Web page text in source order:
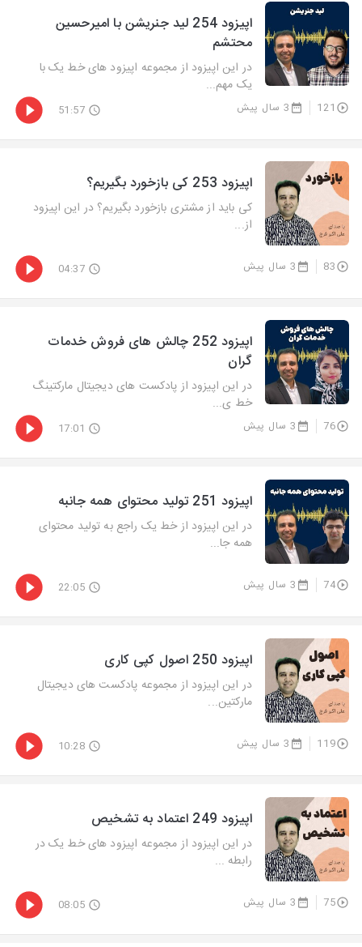
اپیزود 254 لید جنریشن با امیرحسین
محتشم
در این اپیزود از مجموعه اپیزود های خط یک با
یک مهم...
121 3 سال پیش 51:57
اپیزود 253 کی بازخورد بگیریم؟
کی باید از مشتری بازخورد بگیریم؟ در این اپیزود
از...
83 3 سال پیش 04:37
اپیزود 252 چالش های فروش خدمات
گران
در این اپیزود از پادکست های دیجیتال مارکتینگ
خط ی...
76 3 سال پیش 17:01
اپیزود 251 تولید محتوای همه جانبه
در این اپیزود از خط یک راجع به تولید محتوای
همه جا...
74 3 سال پیش 22:05
اپیزود 250 اصول کپی کاری
در این اپیزود از مجموعه پادکست های دیجیتال
مارکتین...
119 3 سال پیش 10:28
اپیزود 249 اعتماد به تشخیص
در این اپیزود از مجموعه اپیزود های خط یک در
رابطه ...
75 3 سال پیش 08:05